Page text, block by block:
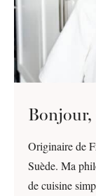
Bonjour,
Originaire de
Suède. Ma
de cuisine